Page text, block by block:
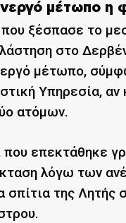
μέτωπο η
ξέσπασε το
στο
μέτωπο,
Υπηρεσία, αν
ατόμων.
επεκτάθηκε
λόγω των
σπίτια της Λητής